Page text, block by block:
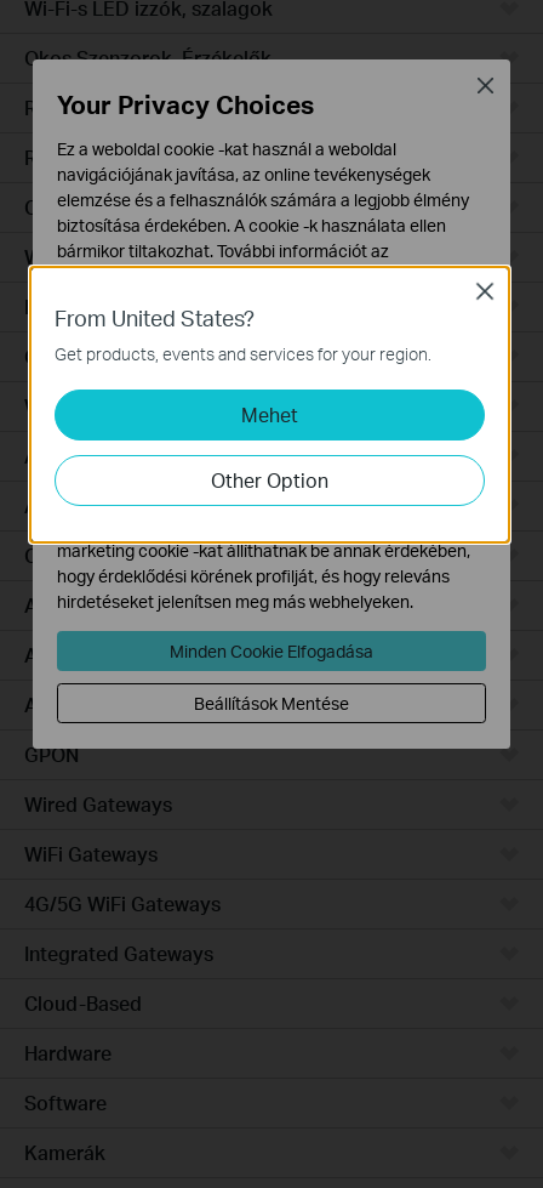
Wi-Fi-s LED izzók, szalagok
Okos Szenzorok, Érzékelők
Robotporszívók
Robotporszívó tartozékok
Ceiling Mount
Wall Plate
Desktop
Outdoor
Wireless Bridge
Aggregation
Access
Campus
Access Pro
Access Plus
Access Max
GPON
Wired Gateways
WiFi Gateways
4G/5G WiFi Gateways
Integrated Gateways
Cloud-Based
Hardware
Software
Kamerák
From United States?
Get products, events and services for your region.
Mehet
Other Option
Close
Your Privacy Choices
Ez a weboldal cookie -kat használ a weboldal
navigációjának javítása, az online tevékenységek
elemzése és a felhasználók számára a legjobb élmény
biztosítása érdekében. A cookie -k használata ellen
bármikor tiltakozhat. További információt az
Alap Cookie-k
Ezek a cookie -k a webhely működéséhez szükségesek,
és nem tilthatók le a rendszereiben.
Marketing és Elemző Cookie-k
Az elemző cookie -k lehetővé teszik számunkra, hogy
elemezzük weboldalunkon végzett tevékenységeit, hogy
javítsuk és módosítsuk webhelyünk működését.
marketing cookie -kat állíthatnak be annak érdekében,
hogy érdeklődési körének profilját, és hogy releváns
hirdetéseket jelenítsen meg más webhelyeken.
Minden Cookie Elfogadása
Beállítások Mentése
Close